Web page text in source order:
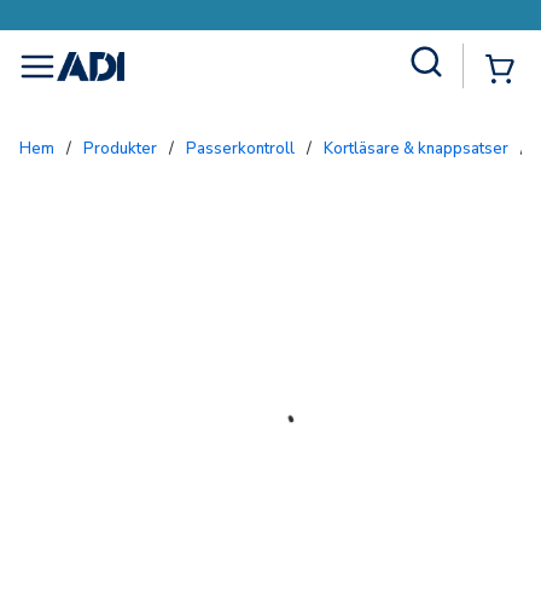
menu
Hem / Produkter / Passerkontroll / Kortläsare & knappsatser /